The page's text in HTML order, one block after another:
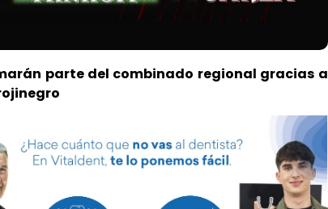
parte del combinado regional gracias a